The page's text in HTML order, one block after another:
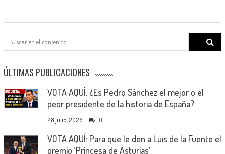
Search
for:
ÚLTIMAS PUBLICACIONES
VOTA AQUÍ: ¿Es Pedro Sánchez el mejor o el
peor presidente de la historia de España?
28 julio, 2026 0
VOTA AQUÍ: Para que le den a Luis de la Fuente el
premio ‘Princesa de Asturias’